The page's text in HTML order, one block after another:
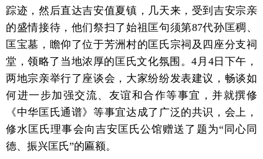
踪迹，然后直达吉安值夏镇，几天来，受到吉安宗亲
的盛情接待，他们祭扫了始祖匡句须第87代孙匡稠、
匡宝墓，瞻仰了位于芳洲村的匡氏宗祠及四座分支祠
堂，领略了当地浓厚的匡氏文化氛围。4月4日下午，
两地宗亲举行了座谈会，大家纷纷发表建议，畅谈如
何进一步加强交流、友谊和合作等事宜，并就撰修
《中华匡氏通谱》等事宜达成了广泛的共识，会上，
修水匡氏理事会向吉安匡氏公馆赠送了题为“同心同
德、振兴匡氏”的匾额。